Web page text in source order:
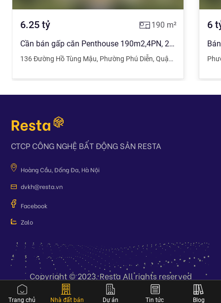
Trang chủ Nhà đất bán Dự án Tin tức Blog
6.25 tỷ 190 m²
Cần bán gấp căn Penthouse 190m2,4PN, 2PK, sân chơi, tặng toàn bộ nội thất,6.25 Tỷ
136 Đường Hồ Tùng Mậu, Phường Phú Diễn, Quận Bắc Từ Liêm ,
6
CTCP CÔNG NGHỆ BẤT ĐỘNG SẢN RESTA
Hoàng Cầu, Đống Đa, Hà Nội
dvkh@resta.vn
Facebook
Zalo
Copyright © 2023. Resta All rights reserved